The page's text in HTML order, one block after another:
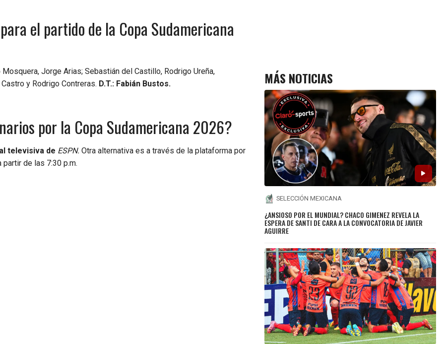
el partido de la Copa Sudamericana
Jorge Arias; Sebastián del Castillo, Rodrigo Ureña,
y Rodrigo Contreras. D.T.: Fabián Bustos.
por la Copa Sudamericana 2026?
televisiva de ESPN. Otra alternativa es a través de la plataforma por
de las 7:30 p.m.
MÁS NOTICIAS
SELECCIÓN MEXICANA
¿ANSIOSO POR EL MUNDIAL? CHACO GIMENEZ REVELA LA
ESPERA DE SANTI DE CARA A LA CONVOCATORIA DE JAVIER
AGUIRRE